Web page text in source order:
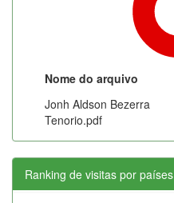
Nome do arquivo
Jonh Aldson Bezerra
Tenorio.pdf
Ranking de visitas por países